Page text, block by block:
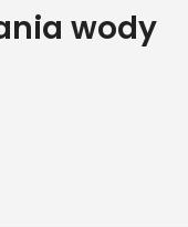
wody